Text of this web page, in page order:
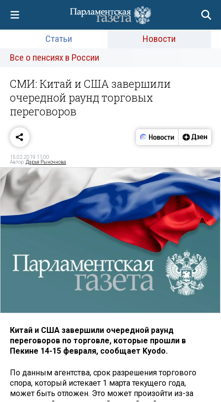
Статьи
Новости
Все о пенсиях в России
СМИ: Китай и США завершили
очередной раунд торговых
переговоров
15.02.2019 11:00
Автор: Дарья Рыночнова
Китай и США завершили очередной раунд
переговоров по торговле, которые прошли в
Пекине 14-15 февраля, сообщает Kyodo.
По данным агентства, срок разрешения торгового
спора, который истекает 1 марта текущего года,
может быть отложен. Это может произойти из-за